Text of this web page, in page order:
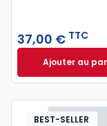
37,00 € TTC
Ajouter auCode
BEST-SELLER